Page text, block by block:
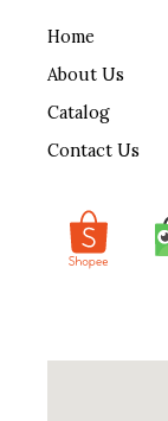
Home
About Us
Catalog
Contact Us